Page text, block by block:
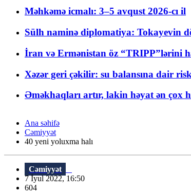
Məhkəmə icmalı: 3–5 avqust 2026-cı il
Sülh naminə diplomatiya: Tokayevin
İran və Ermənistan öz “TRIPP”lərini
Xəzər geri çəkilir: su balansına dair
Əməkhaqları artır, lakin həyat ən çox
Ana səhifə
Cəmiyyət
40 yeni yoluxma halı
Cəmiyyət
7 İyul 2022, 16:50
604